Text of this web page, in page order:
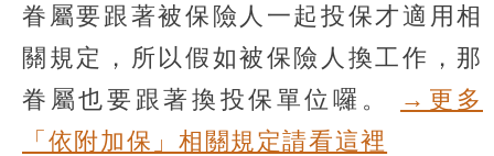
眷屬要跟著被保險人一起投保才適用相
關規定，所以假如被保險人換工作，那
眷屬也要跟著換投保單位囉。
→更多
「依附加保」相關規定請看這裡